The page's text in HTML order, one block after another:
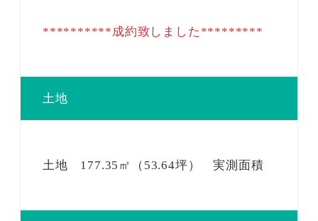
**********成約致しました*********
土地
土地 177.35㎡（53.64坪） 実測面積